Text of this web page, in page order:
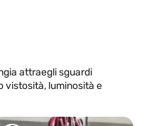
attraegli sguardi
vistosità, luminosità e